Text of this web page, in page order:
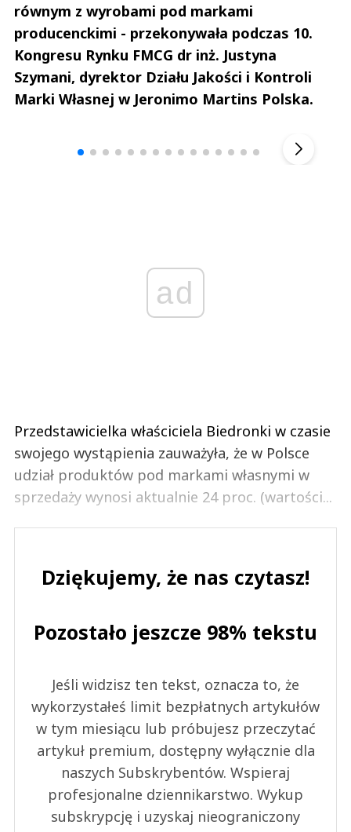
równym z wyrobami pod markami
producenckimi - przekonywała podczas 10.
Kongresu Rynku FMCG dr inż. Justyna
Szymani, dyrektor Działu Jakości i Kontroli
Marki Własnej w Jeronimo Martins Polska.
ad
Przedstawicielka właściciela Biedronki w czasie
swojego wystąpienia zauważyła, że w Polsce
udział produktów pod markami własnymi w
sprzedaży wynosi aktualnie 24 proc. (wartości...
Dziękujemy, że nas czytasz!
Pozostało jeszcze 98% tekstu
Jeśli widzisz ten tekst, oznacza to, że
wykorzystałeś limit bezpłatnych artykułów
w tym miesiącu lub próbujesz przeczytać
artykuł premium, dostępny wyłącznie dla
naszych Subskrybentów. Wspieraj
profesjonalne dziennikarstwo. Wykup
subskrypcję i uzyskaj nieograniczony